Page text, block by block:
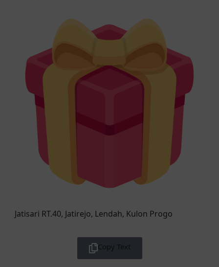
Jatisari RT.40, Jatirejo, Lendah, Kulon Progo
Copy Text